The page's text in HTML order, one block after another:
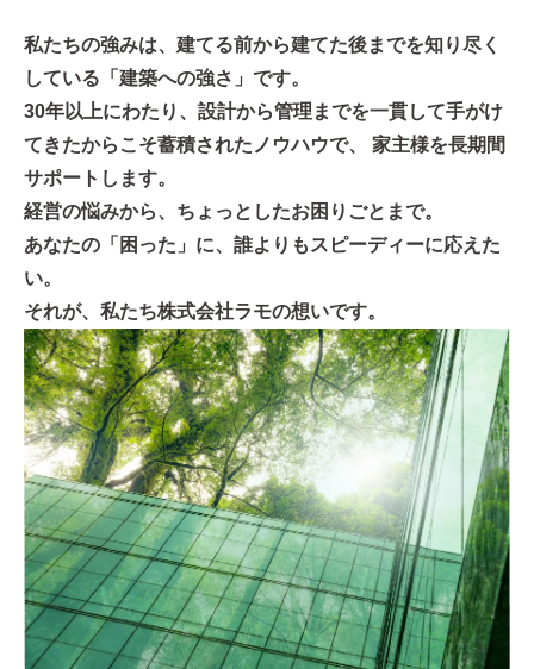
私たちの強みは、建てる前から建てた後までを知り尽く
している「建築への強さ」です。
30年以上にわたり、設計から管理までを一貫して手がけ
てきたからこそ蓄積されたノウハウで、 家主様を長期間
サポートします。
経営の悩みから、ちょっとしたお困りごとまで。
あなたの「困った」に、誰よりもスピーディーに応えた
い。
それが、私たち株式会社ラモの想いです。